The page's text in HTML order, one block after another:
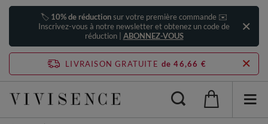
🏷️ 10% de réductionsur votre première commande ✉️
Inscrivez-vous à notre newsletter et obtenez un code de
réduction | ABONNEZ-VOUS
LIVRAISON GRATUITE de 46,66 €